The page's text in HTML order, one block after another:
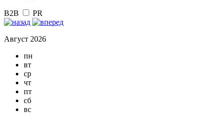
B2B PR
Август 2026
пн
вт
ср
чт
пт
сб
вс